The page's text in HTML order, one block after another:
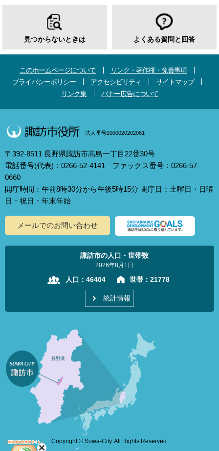
見つからないときは よくある質問と回答
このホームページについて
リンク・著作権・免責事項
プライバシーポリシー
アクセシビリティ
サイトマップ
リンク集
バナー広告について
法人番号2000020202061
〒392-8511 長野県諏訪市高島一丁目22番30号
電話番号(代表)：0266-52-4141 ファックス番号：0266-57-
0660
開庁時間：午前8時30分から午後5時15分 閉庁日：土曜日・日曜
日・祝日・年末年始
メールでのお問い合わせ
諏訪市の人口・世帯数
2026年8月1日
人口： 46404 世帯： 21778
統計情報
Copyright © Suwa-City. All Rights Reserved.